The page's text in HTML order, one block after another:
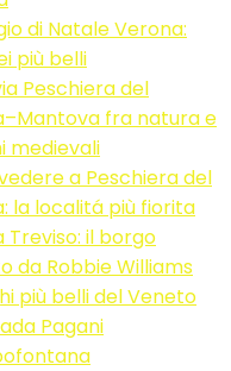
di Natale Verona:
più belli
Peschiera del
fra natura e
medievali
a Peschiera del
la localitá più fiorita
Treviso: il borgo
da Robbie Williams
più belli del Veneto
Pagani